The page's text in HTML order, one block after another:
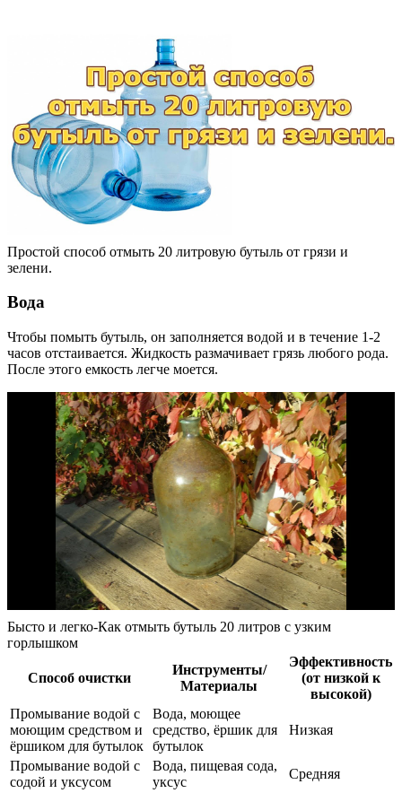
Простой способ отмыть 20 литровую бутыль от грязи и
зелени.
Вода
Чтобы помыть бутыль, он заполняется водой и в течение 1-2
часов отстаивается. Жидкость размачивает грязь любого рода.
После этого емкость легче моется.
Бысто и легко-Как отмыть бутыль 20 литров с узким
горлышком
Способ очистки
Инструменты/
Материалы
Эффективность
(от низкой к
высокой)
Промывание водой с
моющим средством и
ёршиком для бутылок
Вода, моющее
средство, ёршик для
бутылок
Низкая
Промывание водой с
содой и уксусом
Вода, пищевая сода,
уксус
Средняя